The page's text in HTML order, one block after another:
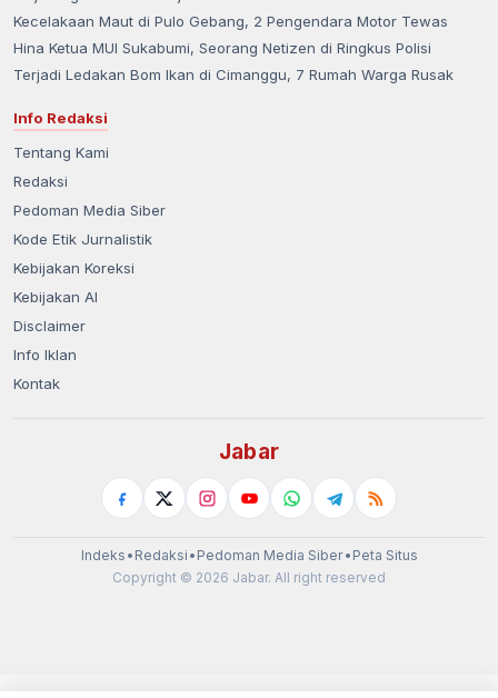
Kabupaten Pangandaran
Kabupaten Purwakarta
Kabupaten Subang
Kabupaten Tasikmalaya
Kecelakaan Maut di Pulo Gebang, 2 Pengendara Motor Tewas
Hina Ketua MUI Sukabumi, Seorang Netizen di Ringkus Polisi
Terjadi Ledakan Bom Ikan di Cimanggu, 7 Rumah Warga Rusak
Info Redaksi
Tentang Kami
Redaksi
Pedoman Media Siber
Kode Etik Jurnalistik
Kebijakan Koreksi
Kebijakan AI
Disclaimer
Info Iklan
Kontak
Jabar
Indeks • Redaksi • Pedoman Media Siber• Peta Situs
Copyright © 2026 Jabar. All right reserved